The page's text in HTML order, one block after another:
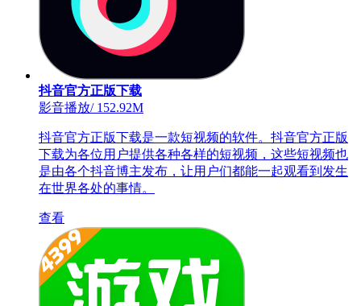
抖音官方正版下载
影音播放/152.92M
抖音官方正版下载是一款短视频的软件。抖音官方正版
下载为各位用户提供各种各样的短视频，这些短视频也
是由各个抖音博主发布，让用户们都能一起观看到发生
在世界各处的事情。
查看